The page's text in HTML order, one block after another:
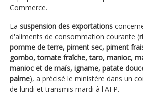
Commerce.
La suspension des exportations
d'aliments de consommation courante (
pomme de terre, piment sec, piment
gombo, tomate fraîche, taro, manioc,
manioc et de maïs, igname, patate
palme), a précisé le ministère dans un
de lundi et transmis mardi à l'AFP.